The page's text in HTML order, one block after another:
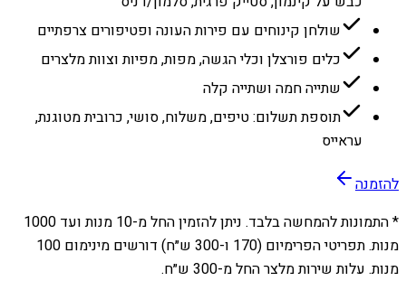
שולחן קינוחים עם פירות העונה ופטיפורים צרפתיים
כלים פורצלן וכלי הגשה, מפות, מפיות וצוות מלצרים
שתייה חמה ושתייה קלה
תוספת תשלום: טיפים, משלוח, סושי, כרובית מטוגנת,
עראייס
להזמנה
* התמונות להמחשה בלבד. ניתן להזמין החל מ-10 מנות ועד 1000
מנות. תפריטי הפרימיום (170 ו-300 ש״ח) דורשים מינימום 100
מנות. עלות שירות מלצר החל מ-300 ש״ח.